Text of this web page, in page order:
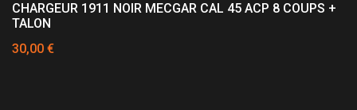
CHARGEUR 1911 NOIR MECGAR CAL 45 ACP 8 COUPS +
TALON
30,00 €